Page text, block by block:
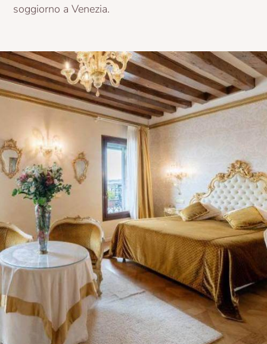
soggiorno a Venezia.